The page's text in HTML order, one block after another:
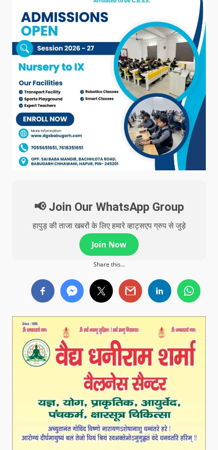
📢 Join Our WhatsApp Group
हापुड़ की ताजा खबरों के लिए हमारे व्हाट्सएप ग्रुप से जुड़े
Join Now
Share this...